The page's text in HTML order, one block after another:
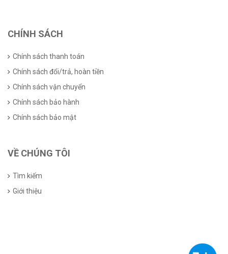
CHÍNH SÁCH
Chính sách thanh toán
Chính sách đổi/trả, hoàn tiền
Chính sách vận chuyển
Chính sách bảo hành
Chính sách bảo mật
VỀ CHÚNG TÔI
Tìm kiếm
Giới thiệu